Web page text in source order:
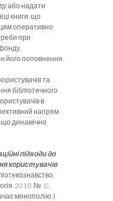
або надати
книги, що
оперативно
при
його поповнення.
та
бібліотечного
в
напрям
що динамічно
підходи до
користувачів
2018. № 1),
монополію, і